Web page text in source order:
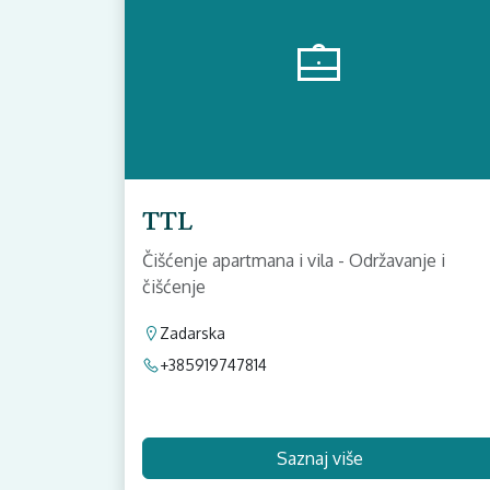
TTL
Čišćenje apartmana i vila - Održavanje i
čišćenje
Zadarska
+385919747814
Saznaj više